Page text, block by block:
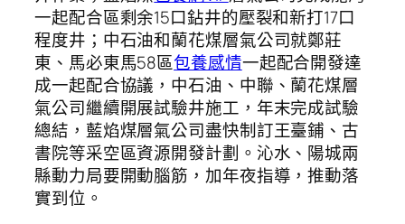
一起配合區剩余15口鉆井的壓裂和新打17口
程度井；中石油和蘭花煤層氣公司就鄭莊
東、馬必東馬58區包養感情一起配合開發達
成一起配合協議，中石油、中聯、蘭花煤層
氣公司繼續開展試驗井施工，年末完成試驗
總結，藍焰煤層氣公司盡快制訂王臺鋪、古
書院等采空區資源開發計劃。沁水、陽城兩
縣動力局要開動腦筋，加年夜指導，推動落
實到位。